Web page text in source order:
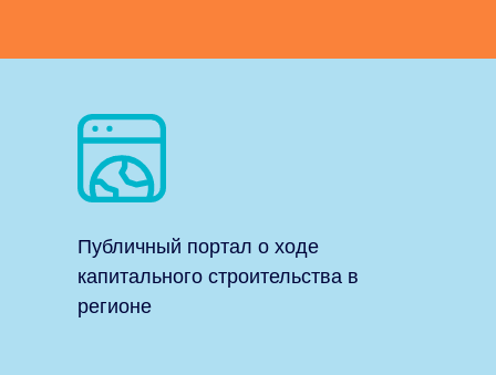
Публичный портал о ходе
капитального строительства в
регионе